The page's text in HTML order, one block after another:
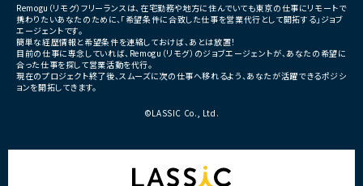
Remogu（リモグ）フリーランスは、在宅勤務や地方に住んでいても東京の仕事にリモートで
携わりたいあなたのために、「希望条件に合致した仕事を営業代行として開拓する」ジョブ
エージェントです。
簡単な経歴情報と希望条件を連絡しておけば、あとは放置！
目前の仕事に専念していれば、Remogu（リモグ）のジョブエージェントが、あなたの希望に
合った仕事を探して営業活動を代行。
現在のプロジェクト終了後、スムーズに次の仕事へ移れるよう、あなたが活躍できるポジシ
ョンを開拓してきます。
©LASSIC Co., Ltd.